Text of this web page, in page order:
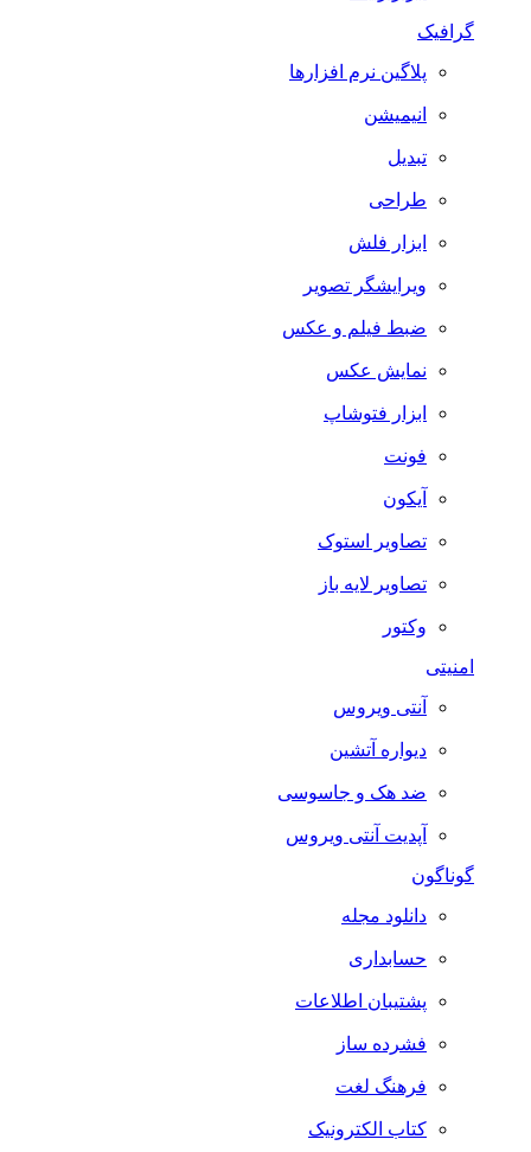
گرافیک
پلاگین نرم افزارها
انیمیشن
تبدیل
طراحی
ابزار فلش
ویرایشگر تصویر
ضبط فيلم و عكس
نمایش عکس
ابزار فتوشاپ
فونت
آیکون
تصاویر استوک
تصاویر لایه باز
وکتور
امنیتی
آنتی ویروس
دیواره آتشین
ضد هک و جاسوسی
آپدیت آنتی ویروس
گوناگون
دانلود مجله
حسابداری
پشتیبان اطلاعات
فشرده ساز
فرهنگ لغت
کتاب الکترونیک